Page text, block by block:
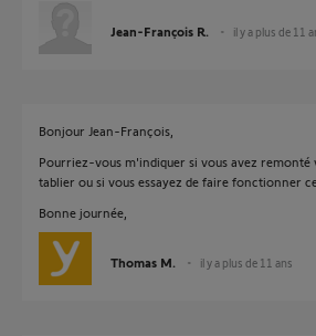
Jean-François R. il y a plus de 11
Bonjour Jean-François,
Pourriez-vous m'indiquer si vous avez
tablier ou si vous essayez de faire fonctionner
Bonne journée,
Thomas M. il y a plus de 11 ans